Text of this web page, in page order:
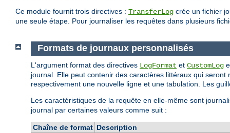
Ce module fournit trois directives : TransferLog crée un fichier
une seule étape. Pour journaliser les requêtes dans plusieurs
Formats de journaux personnalisés
L'argument format des directives LogFormat et CustomLog
journal. Elle peut contenir des caractères littéraux qui
respectivement une nouvelle ligne et une tabulation. Les
Les caractéristiques de la requête en elle-même sont
journal par certaines valeurs comme suit :
Chaîne de format Description